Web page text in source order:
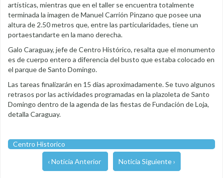
artísticas, mientras que en el taller se encuentra totalmente
terminada la imagen de Manuel Carrión Pinzano que posee una
altura de 2.50 metros que, entre las particularidades, tiene un
portaestandarte en la mano derecha.
Galo Caraguay, jefe de Centro Histórico, resalta que el monumento
es de cuerpo entero a diferencia del busto que estaba colocado en
el parque de Santo Domingo.
Las tareas finalizarán en 15 días aproximadamente. Se tuvo algunos
retrasos por las actividades programadas en la plazoleta de Santo
Domingo dentro de la agenda de las fiestas de Fundación de Loja,
detalla Caraguay.
Centro Historico
‹ Noticia Anterior Noticia Siguiente ›